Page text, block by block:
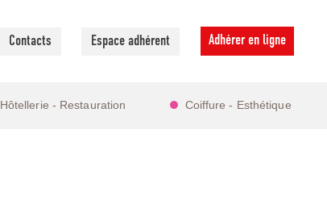
Contacts Espace adhérent Adhérer en ligne
Hôtellerie - Restauration Coiffure - Esthétique